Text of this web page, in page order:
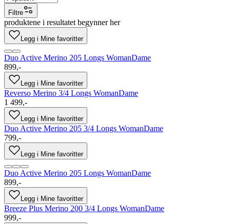
Filtre
produktene i resultatet begynner her
Legg i Mine favoritter
Duo Active Merino 205 Longs WomanDame
899,-
Legg i Mine favoritter
Reverso Merino 3/4 Longs WomanDame
1 499,-
Legg i Mine favoritter
Duo Active Merino 205 3/4 Longs WomanDame
799,-
Legg i Mine favoritter
Duo Active Merino 205 Longs WomanDame
899,-
Legg i Mine favoritter
Breeze Plus Merino 200 3/4 Longs WomanDame
999,-